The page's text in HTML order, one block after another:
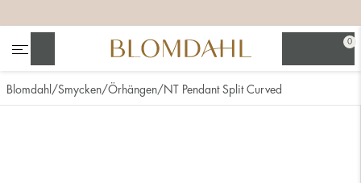
0
Blomdahl Smycken Örhängen NT Pendant Split Curved